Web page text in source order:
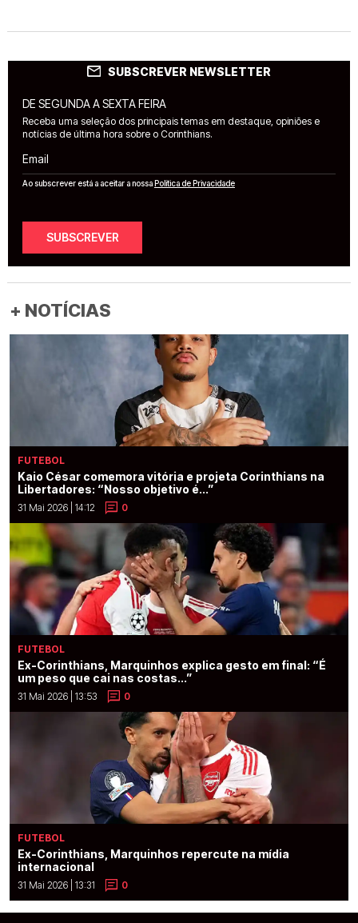
SUBSCREVER NEWSLETTER
DE SEGUNDA A SEXTA FEIRA
Receba uma seleção dos principais temas em destaque, opiniões e
notícias de última hora sobre o Corinthians.
Email
Ao subscrever está a aceitar a nossaPolítica de Privacidade
SUBSCREVER
+ NOTÍCIAS
FUTEBOL
Kaio César comemora vitória e projeta Corinthians na
Libertadores: “Nosso objetivo é...”
31 Mai 2026 | 14:12 0
FUTEBOL
Ex-Corinthians, Marquinhos explica gesto em final: “É
um peso que cai nas costas...”
31 Mai 2026 | 13:53 0
FUTEBOL
Ex-Corinthians, Marquinhos repercute na mídia
internacional
31 Mai 2026 | 13:31 0